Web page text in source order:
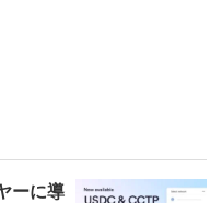
ーに導